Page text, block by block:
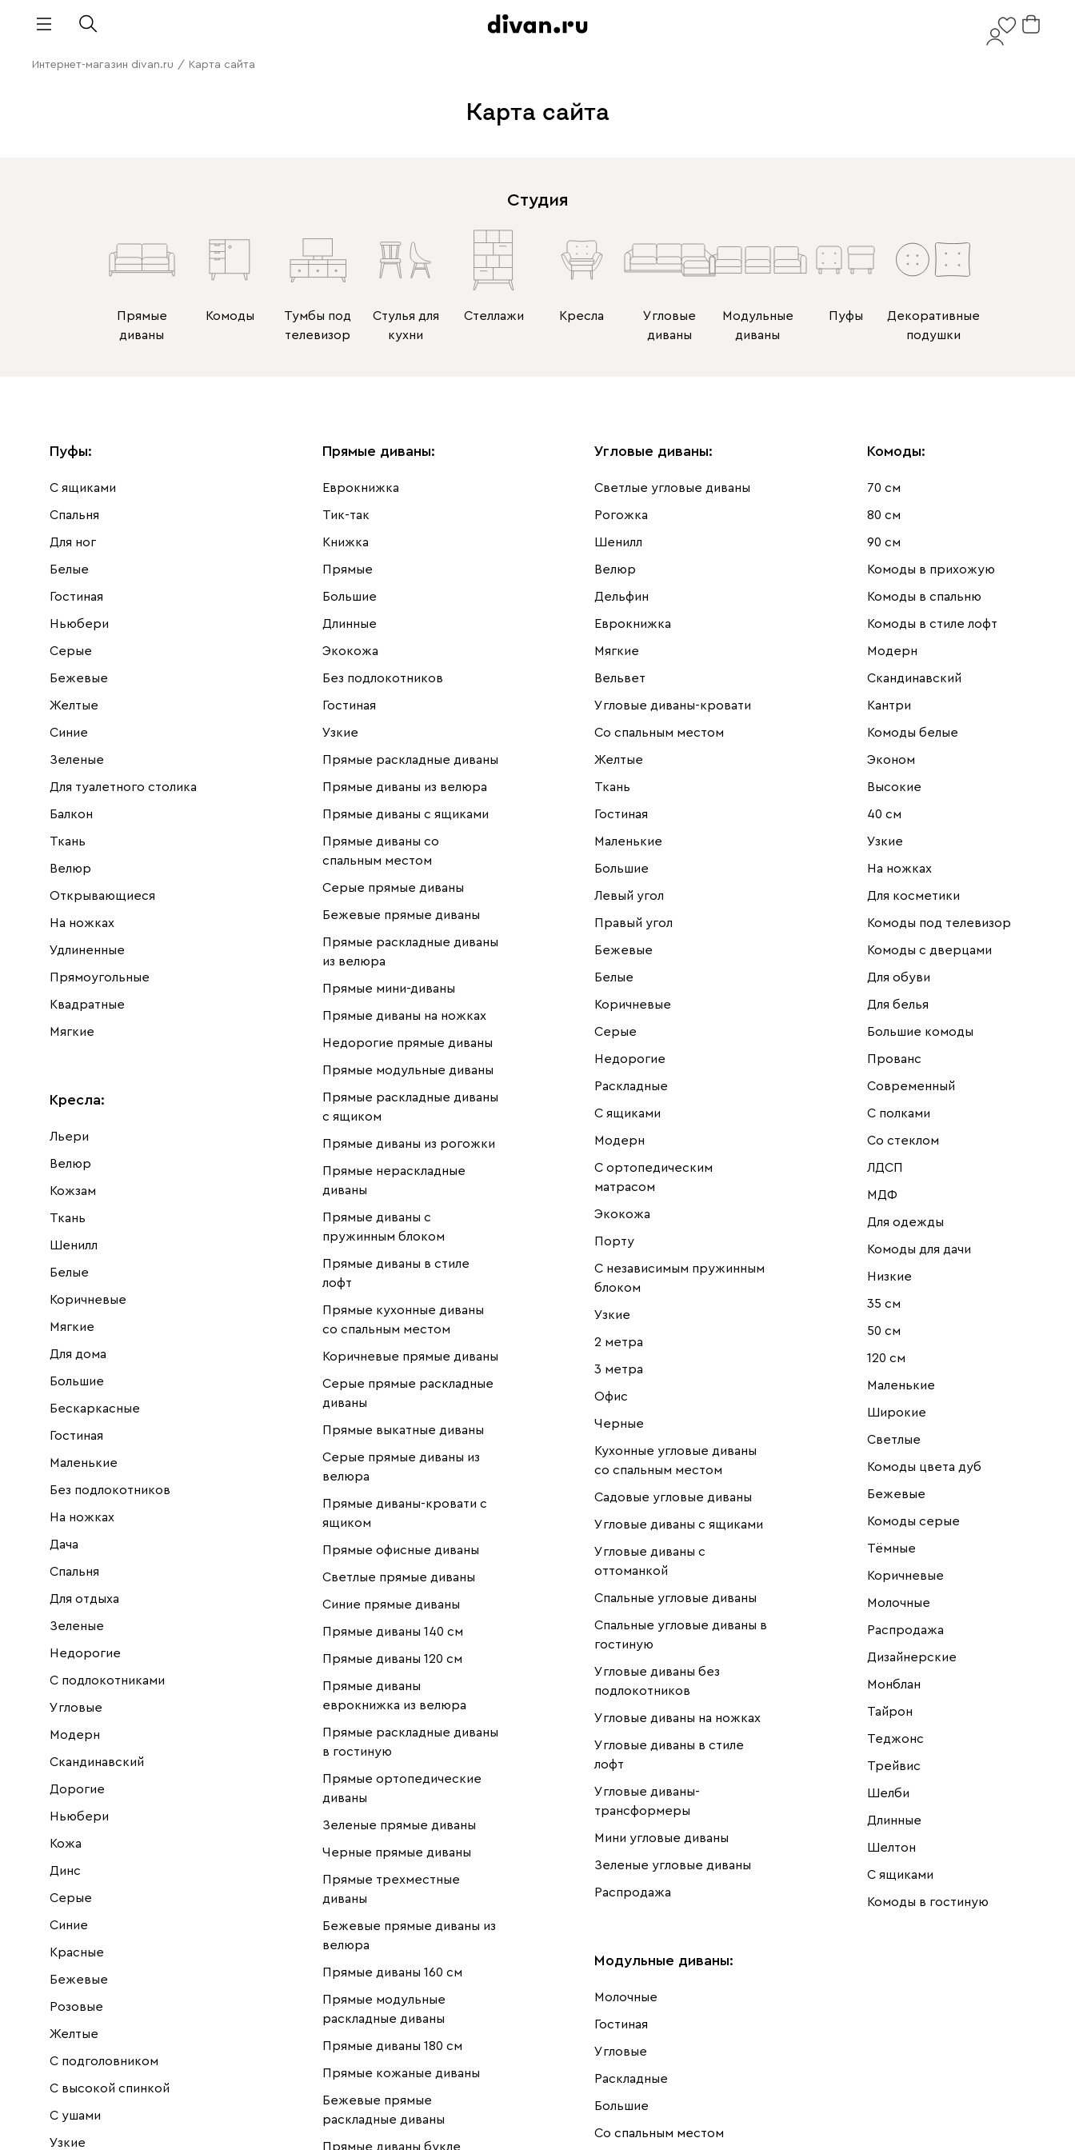
Интернет-магазин divan.ru / Карта сайта
Карта сайта
Студия
Прямые
диваны
Комоды
Тумбы под
телевизор
Стулья для
кухни
Стеллажи Кресла
Угловые
диваны
Модульные
диваны
Пуфы
Декоративные
подушки
Пуфы:
С ящиками
Спальня
Для ног
Белые
Гостиная
Ньюбери
Серые
Бежевые
Желтые
Синие
Зеленые
Для туалетного столика
Балкон
Ткань
Велюр
Открывающиеся
На ножках
Удлиненные
Прямоугольные
Квадратные
Мягкие
Кресла:
Льери
Велюр
Кожзам
Ткань
Шенилл
Белые
Коричневые
Мягкие
Для дома
Большие
Бескаркасные
Гостиная
Маленькие
Без подлокотников
На ножках
Дача
Спальня
Для отдыха
Зеленые
Недорогие
С подлокотниками
Угловые
Модерн
Скандинавский
Дорогие
Ньюбери
Кожа
Динс
Серые
Синие
Красные
Бежевые
Розовые
Желтые
С подголовником
С высокой спинкой
С ушами
Узкие
Прямые диваны:
Еврокнижка
Тик-так
Книжка
Прямые
Большие
Длинные
Экокожа
Без подлокотников
Гостиная
Узкие
Прямые раскладные диваны
Прямые диваны из велюра
Прямые диваны с ящиками
Прямые диваны со
спальным местом
Серые прямые диваны
Бежевые прямые диваны
Прямые раскладные диваны
из велюра
Прямые мини-диваны
Прямые диваны на ножках
Недорогие прямые диваны
Прямые модульные диваны
Прямые раскладные диваны
с ящиком
Прямые диваны из рогожки
Прямые нераскладные
диваны
Прямые диваны с
пружинным блоком
Прямые диваны в стиле
лофт
Прямые кухонные диваны
со спальным местом
Коричневые прямые диваны
Серые прямые раскладные
диваны
Прямые выкатные диваны
Серые прямые диваны из
велюра
Прямые диваны-кровати с
ящиком
Прямые офисные диваны
Светлые прямые диваны
Синие прямые диваны
Прямые диваны 140 см
Прямые диваны 120 см
Прямые диваны
еврокнижка из велюра
Прямые раскладные диваны
в гостиную
Прямые ортопедические
диваны
Зеленые прямые диваны
Черные прямые диваны
Прямые трехместные
диваны
Бежевые прямые диваны из
велюра
Прямые диваны 160 см
Прямые модульные
раскладные диваны
Прямые диваны 180 см
Прямые кожаные диваны
Бежевые прямые
раскладные диваны
Прямые диваны букле
Угловые диваны:
Светлые угловые диваны
Рогожка
Шенилл
Велюр
Дельфин
Еврокнижка
Мягкие
Вельвет
Угловые диваны-кровати
Со спальным местом
Желтые
Ткань
Гостиная
Маленькие
Большие
Левый угол
Правый угол
Бежевые
Белые
Коричневые
Серые
Недорогие
Раскладные
С ящиками
Модерн
С ортопедическим
матрасом
Экокожа
Порту
С независимым пружинным
блоком
Узкие
2 метра
3 метра
Офис
Черные
Кухонные угловые диваны
со спальным местом
Садовые угловые диваны
Угловые диваны с ящиками
Угловые диваны с
оттоманкой
Спальные угловые диваны
Спальные угловые диваны в
гостиную
Угловые диваны без
подлокотников
Угловые диваны на ножках
Угловые диваны в стиле
лофт
Угловые диваны-
трансформеры
Мини угловые диваны
Зеленые угловые диваны
Распродажа
Модульные диваны:
Молочные
Гостиная
Угловые
Раскладные
Большие
Со спальным местом
Комоды:
70 см
80 см
90 см
Комоды в прихожую
Комоды в спальню
Комоды в стиле лофт
Модерн
Скандинавский
Кантри
Комоды белые
Эконом
Высокие
40 см
Узкие
На ножках
Для косметики
Комоды под телевизор
Комоды с дверцами
Для обуви
Для белья
Большие комоды
Прованс
Современный
С полками
Со стеклом
ЛДСП
МДФ
Для одежды
Комоды для дачи
Низкие
35 см
50 см
120 см
Маленькие
Широкие
Светлые
Комоды цвета дуб
Бежевые
Комоды серые
Тёмные
Коричневые
Молочные
Распродажа
Дизайнерские
Монблан
Тайрон
Теджонс
Трейвис
Шелби
Длинные
Шелтон
С ящиками
Комоды в гостиную